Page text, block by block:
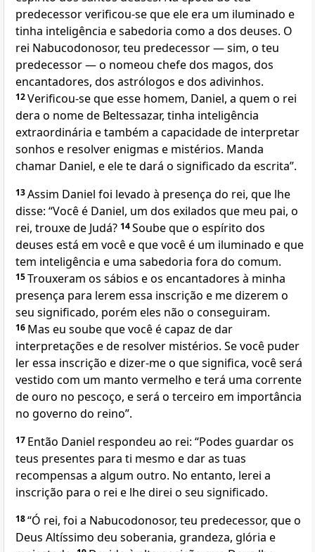
predecessor verificou-se que ele era um iluminado e
tinha inteligência e sabedoria como a dos deuses. O
rei Nabucodonosor, teu predecessor — sim, o teu
predecessor — o nomeou chefe dos magos, dos
encantadores, dos astrólogos e dos adivinhos.
12Verificou-se que esse homem, Daniel, a quem o rei
dera o nome de Beltessazar, tinha inteligência
extraordinária e também a capacidade de interpretar
sonhos e resolver enigmas e mistérios. Manda
chamar Daniel, e ele te dará o significado da escrita”.
13Assim Daniel foi levado à presença do rei, que lhe
disse: “Você é Daniel, um dos exilados que meu pai, o
rei, trouxe de Judá? 14Soube que o espírito dos
deuses está em você e que você é um iluminado e que
tem inteligência e uma sabedoria fora do comum.
15Trouxeram os sábios e os encantadores à minha
presença para lerem essa inscrição e me dizerem o
seu significado, porém eles não o conseguiram.
16 Mas eu soube que você é capaz de dar
interpretações e de resolver mistérios. Se você puder
ler essa inscrição e dizer-me o que significa, você será
vestido com um manto vermelho e terá uma corrente
de ouro no pescoço, e será o terceiro em importância
no governo do reino”.
17 Então Daniel respondeu ao rei: “Podes guardar os
teus presentes para ti mesmo e dar as tuas
recompensas a algum outro. No entanto, lerei a
inscrição para o rei e lhe direi o seu significado.
18“Ó rei, foi a Nabucodonosor, teu predecessor, que o
Deus Altíssimo deu soberania, grandeza, glória e